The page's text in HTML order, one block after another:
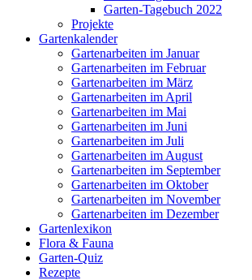
Garten-Tagebuch 2022
Projekte
Gartenkalender
Gartenarbeiten im Januar
Gartenarbeiten im Februar
Gartenarbeiten im März
Gartenarbeiten im April
Gartenarbeiten im Mai
Gartenarbeiten im Juni
Gartenarbeiten im Juli
Gartenarbeiten im August
Gartenarbeiten im September
Gartenarbeiten im Oktober
Gartenarbeiten im November
Gartenarbeiten im Dezember
Gartenlexikon
Flora & Fauna
Garten-Quiz
Rezepte